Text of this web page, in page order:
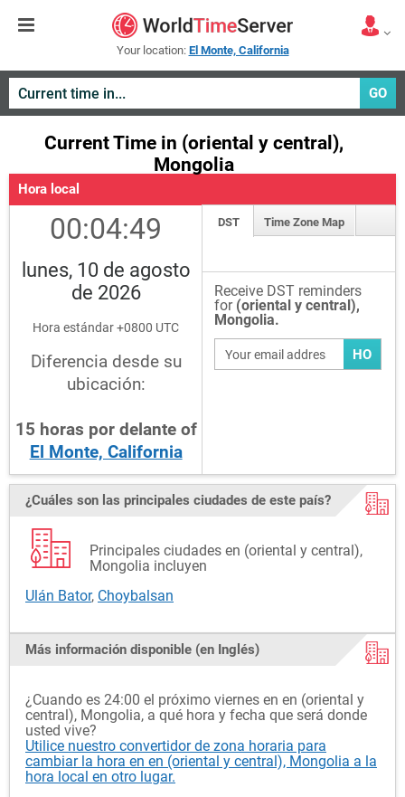
Your location: El Monte, California
GO
Current Time in (oriental y central),
Mongolia
Hora local
00:04:49
lunes, 10 de agosto
de 2026
Hora estándar +0800 UTC
Diferencia desde su
ubicación:
15 horas por delante of
El Monte, California
DST Time Zone Map
Receive DST reminders
for (oriental y central),
Mongolia.
HO
¿Cuáles son las principales ciudades de este país?
Principales ciudades en (oriental y central),
Mongolia incluyen
Ulán Bator, Choybalsan
Más información disponible (en Inglés)
¿Cuando es 24:00 el próximo viernes en en (oriental y
central), Mongolia, a qué hora y fecha que será donde
usted vive?
Utilice nuestro convertidor de zona horaria para
cambiar la hora en en (oriental y central), Mongolia a la
hora local en otro lugar.